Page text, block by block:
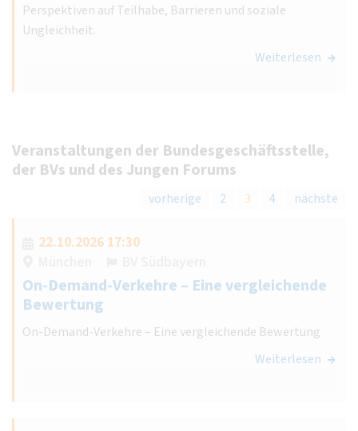
Perspektiven auf Teilhabe, Barrieren und soziale
Ungleichheit.
Weiterlesen
Veranstaltungen der Bundesgeschäftsstelle,
der BVs und des Jungen Forums
vorherige 2 3 4 nächste
22.10.2026 17:30
On-Demand-Verkehre – Eine vergleichende
Bewertung
On-Demand-Verkehre – Eine vergleichende Bewertung
Weiterlesen